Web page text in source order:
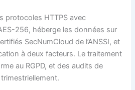
protocoles HTTPS avec
256, héberge les données sur
SecNumCloud de l’ANSSI, et
à deux facteurs. Le traitement
au RGPD, et des audits de